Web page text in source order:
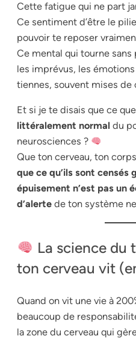
Cette fatigue qui ne part
Ce sentiment d’être le
pouvoir te reposer
Ce mental qui tourne
les imprévus, les
tiennes, souvent mises de
Et si je te disais que ce
littéralement normal du
neurosciences ?
Que ton cerveau, ton
que ce qu’ils sont censés
épuisement n’est pas un
d’alerte de ton système
La science du
ton cerveau vit
Quand on vit une vie à
beaucoup de
la zone du cerveau qui